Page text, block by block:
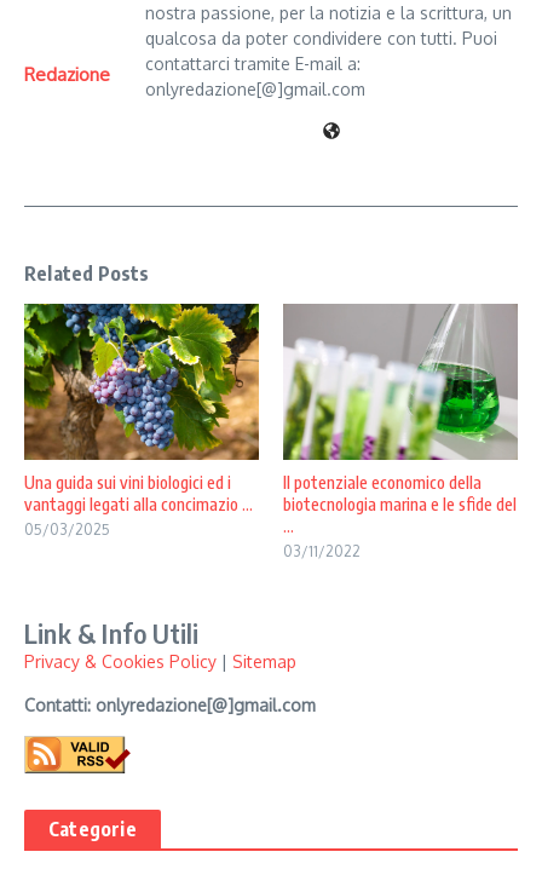
Redazione
nostra passione, per la notizia e la scrittura, un
qualcosa da poter condividere con tutti. Puoi
contattarci tramite E-mail a:
onlyredazione[@]gmail.com
Related Posts
Una guida sui vini biologici ed i
vantaggi legati alla concimazio ...
05/03/2025
Il potenziale economico della
biotecnologia marina e le sfide del
...
03/11/2022
Link & Info Utili
Privacy & Cookies Policy | Sitemap
Contatti: onlyredazione[@]gmail.com
Categorie